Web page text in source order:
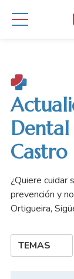
Dental
Castro
¿Quiere cuidar
prevención y
Ortigueira,
TEMAS